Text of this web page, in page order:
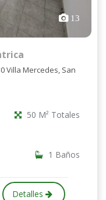
13
Villa Mercedes, San
50 M² Totales
1 Baños
Detalles